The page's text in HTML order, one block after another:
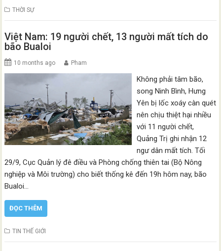
THỜI SỰ
Việt Nam: 19 người chết, 13 người mất tích do
bão Bualoi
10 months ago Pham
Không phải tâm bão,
song Ninh Bình, Hưng
Yên bị lốc xoáy càn quét
nên chịu thiệt hại nhiều
với 11 người chết,
Quảng Trị ghi nhận 12
ngư dân mất tích. Tối
29/9, Cục Quản lý đê điều và Phòng chống thiên tai (Bộ Nông
nghiệp và Môi trường) cho biết thống kê đến 19h hôm nay, bão
Bualoi…
ĐỌC THÊM
TIN THẾ GIỚI